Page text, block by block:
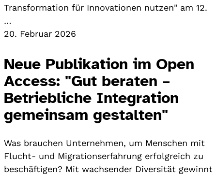
Transformation für Innovationen nutzen" am 12.
…
20. Februar 2026
Neue Publikation im Open
Access: "Gut beraten –
Betriebliche Integration
gemeinsam gestalten"
Was brauchen Unternehmen, um Menschen mit
Flucht- und Migrationserfahrung erfolgreich zu
beschäftigen? Mit wachsender Diversität gewinnt